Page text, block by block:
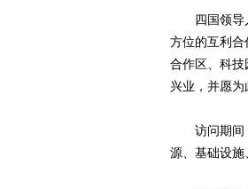
四国领导人
方位的互利
合作区、科
兴业，并愿为
访问期间，
源、基础设施